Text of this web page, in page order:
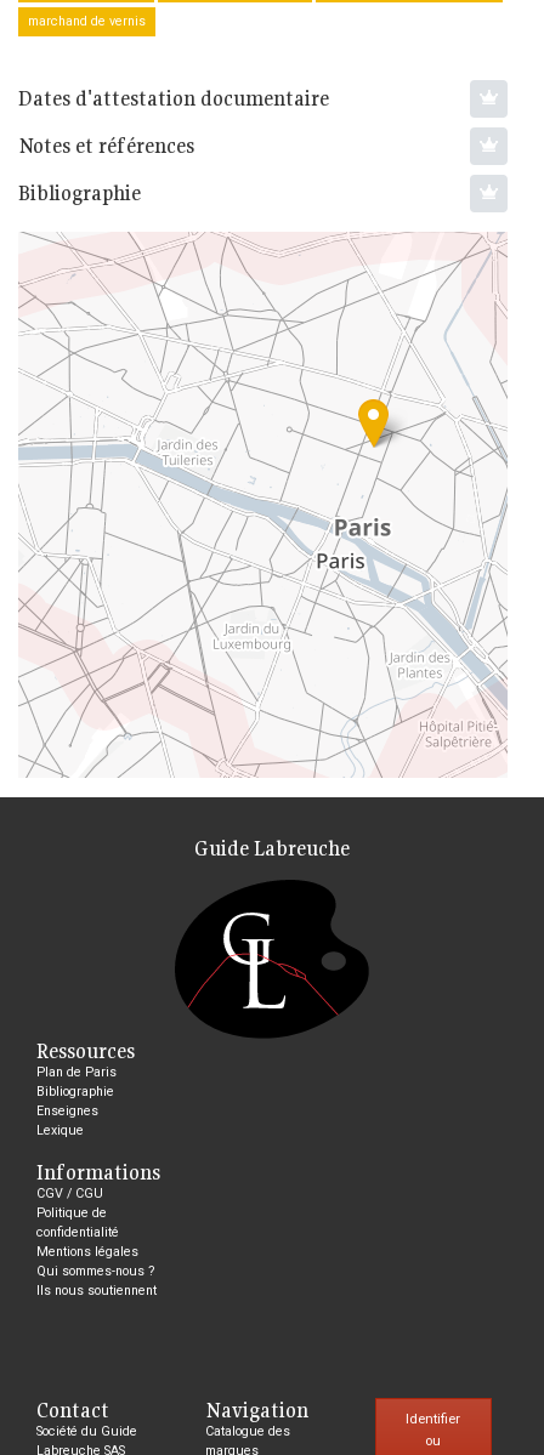
marchand de vernis
Dates d'attestation documentaire
Notes et références
Bibliographie
Guide Labreuche
Ressources
Plan de Paris
Bibliographie
Enseignes
Lexique
Informations
CGV / CGU
Politique de
confidentialité
Mentions légales
Qui sommes-nous ?
Ils nous soutiennent
Contact
Société du Guide
Labreuche SAS
Navigation
Catalogue des
marques
Identifier
ou